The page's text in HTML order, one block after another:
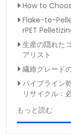
How to
Flake-to-
rPET
生産の隠れた
アリスト
繊維グレード
パイプライン
リサイクル：
もっと読む